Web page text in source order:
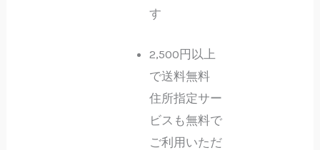
す
2,500円以上
で送料無料
住所指定サー
ビスも無料で
ご利用いただ